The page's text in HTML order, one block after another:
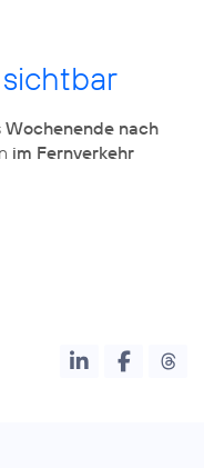
Wochenende nach
im Fernverkehr